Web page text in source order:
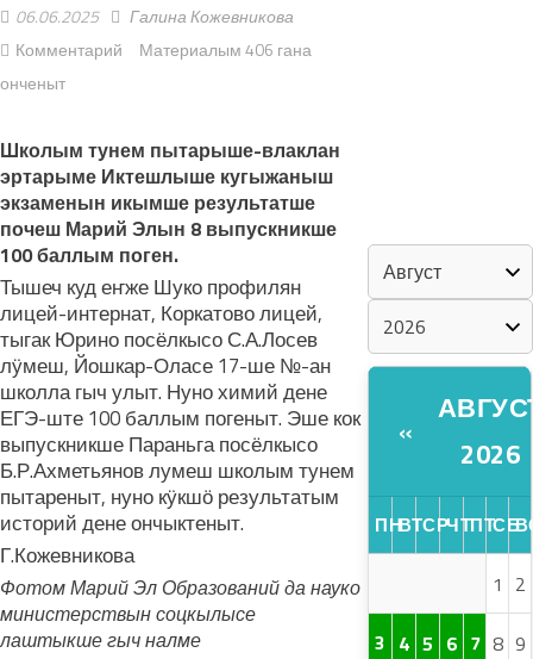
06.06.2025
Галина Кожевникова
Комментарий
Материалым 406 гана
онченыт
Школым тунем пытарыше-влаклан
эртарыме Иктешлыше кугыжаныш
экзаменын икымше результатше
почеш Марий Элын 8 выпускникше
100 баллым поген.
Тышеч куд еҥже Шуко профилян
лицей-интернат, Коркатово лицей,
тыгак Юрино посёлкысо С.А.Лосев
лӱмеш, Йошкар-Оласе 17-ше №-ан
школла гыч улыт. Нуно химий дене
ЕГЭ-ште 100 баллым погеныт. Эше кок
выпускникше Параньга посёлкысо
Б.Р.Ахметьянов лумеш школым тунем
пытареныт, нуно кӱкшӧ результатым
историй дене ончыктеныт.
Г.Кожевникова
Фотом Марий Эл Образований да науко
министерствын соцкылысе
лаштыкше гыч налме
«
2026
ПНВТСРЧТПТСБ
1 2
3 4 5 6 7 8 9